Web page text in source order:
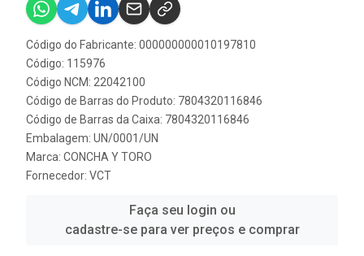
Código do Fabricante: 000000000010197810
Código: 115976
Código NCM: 22042100
Código de Barras do Produto: 7804320116846
Código de Barras da Caixa: 7804320116846
Embalagem: UN/0001/UN
Marca: CONCHA Y TORO
Fornecedor: VCT
Faça seu login ou
cadastre-se para ver preços e comprar